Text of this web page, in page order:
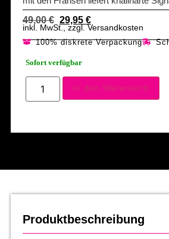
49,00€ 29,95 €
inkl. MwSt., zzgl. Versandkosten
100% diskrete Verpackung
Sofort verfügbar
In den Warenkorb
Produktbeschreibung